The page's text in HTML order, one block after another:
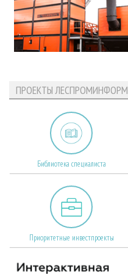
ПРОЕКТЫ ЛЕСПРОМИНФОРМ
Библиотека специалиста
Приоритетные инвестпроекты